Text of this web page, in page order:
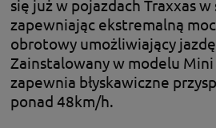
się już w pojazdach Traxxas
zapewniając ekstremalną
obrotowy umożliwiający
Zainstalowany w modelu Mini
zapewnia błyskawiczne
ponad 48km/h.